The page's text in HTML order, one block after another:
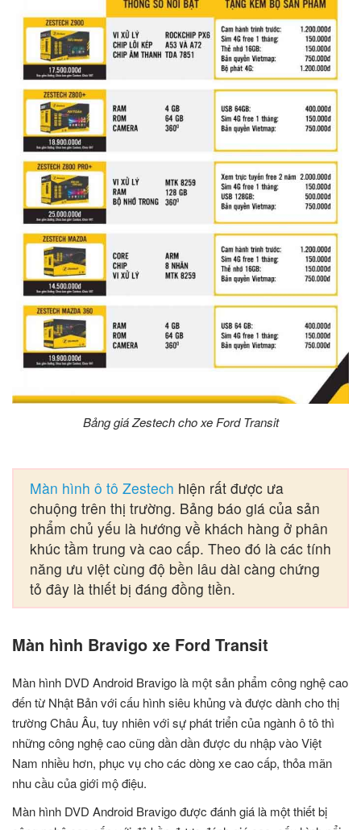
Bảng giá Zestech cho xe Ford Transit
Màn hình ô tô Zestech hiện rất được ưa
chuộng trên thị trường. Bảng báo giá của sản
phẩm chủ yếu là hướng về khách hàng ở phân
khúc tầm trung và cao cấp. Theo đó là các tính
năng ưu việt cùng độ bền lâu dài càng chứng
tỏ đây là thiết bị đáng đồng tiền.
Màn hình Bravigo xe Ford Transit
Màn hình DVD Android Bravigo là một sản phẩm công nghệ cao
đến từ Nhật Bản với cấu hình siêu khủng và được dành cho thị
trường Châu Âu, tuy nhiên với sự phát triển của ngành ô tô thì
những công nghệ cao cũng dần dần được du nhập vào Việt
Nam nhiều hơn, phục vụ cho các dòng xe cao cấp, thỏa mãn
nhu cầu của giới mộ điệu.
Màn hình DVD Android Bravigo được đánh giá là một thiết bị